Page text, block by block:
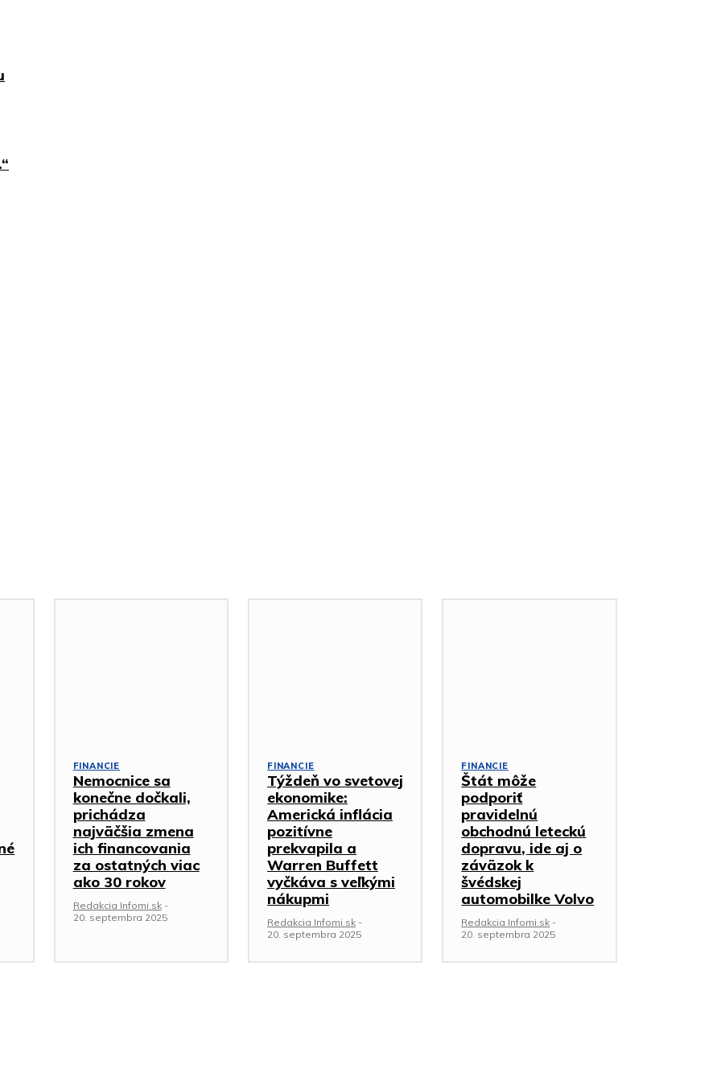
FINANCIE
Nemocnice sa
konečne dočkali,
prichádza
najväčšia zmena
ich financovania
za ostatných viac
ako 30 rokov
Redakcia Infomi.sk -
20. septembra 2025
FINANCIE
Týždeň vo svetovej
ekonomike:
Americká inflácia
pozitívne
prekvapila a
Warren Buffett
vyčkáva s veľkými
nákupmi
Redakcia Infomi.sk -
20. septembra 2025
FINANCIE
Štát môže
podporiť
pravidelnú
obchodnú leteckú
dopravu, ide aj o
záväzok k
švédskej
automobilke Volvo
Redakcia Infomi.sk -
20. septembra 2025